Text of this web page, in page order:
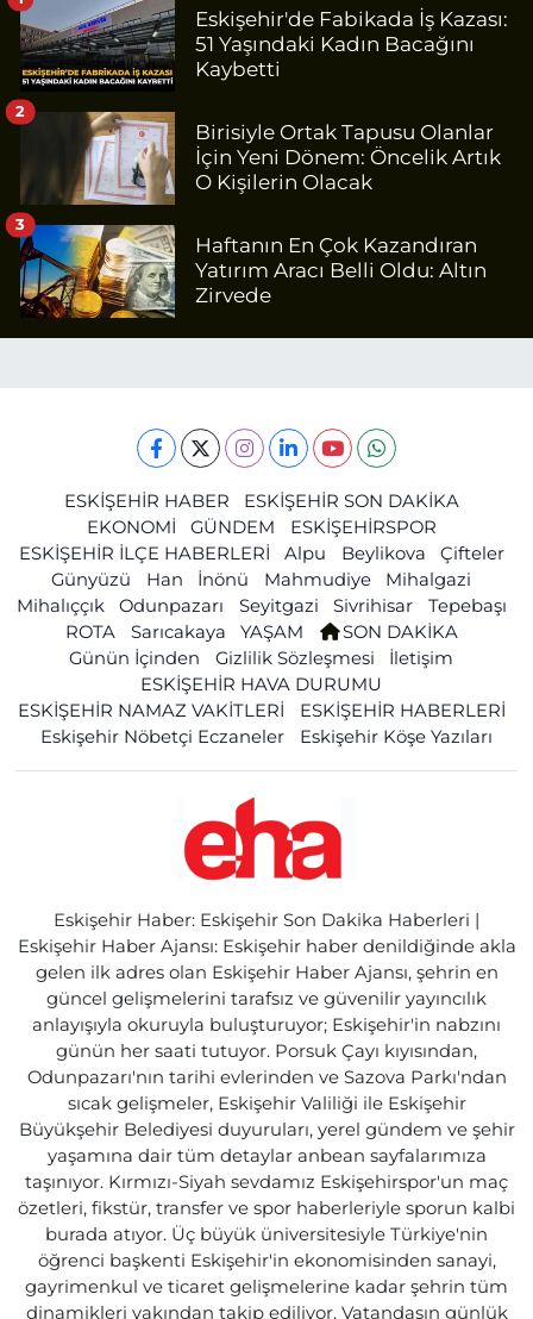
Eskişehir'de Fabikada İş Kazası:
51 Yaşındaki Kadın Bacağını
Kaybetti
Birisiyle Ortak Tapusu Olanlar
İçin Yeni Dönem: Öncelik Artık
O Kişilerin Olacak
2
Haftanın En Çok Kazandıran
Yatırım Aracı Belli Oldu: Altın
Zirvede
3
ESKİŞEHİR HABER
ESKİŞEHİR SON DAKİKA
EKONOMİ
GÜNDEM
ESKİŞEHİRSPOR
ESKİŞEHİR İLÇE HABERLERİ
Alpu Beylikova
Çifteler
Günyüzü
Han İnönü Mahmudiye
Mihalgazi
Mihalıççık
Odunpazarı Seyitgazi Sivrihisar
Tepebaşı
ROTA
Sarıcakaya YAŞAM
SON DAKİKA
Günün İçinden
Gizlilik Sözleşmesi
İletişim
ESKİŞEHİR HAVA DURUMU
ESKİŞEHİR NAMAZ VAKİTLERİ
ESKİŞEHİR HABERLERİ
Eskişehir Nöbetçi Eczaneler
Eskişehir Köşe Yazıları
Eskişehir Haber: Eskişehir Son Dakika Haberleri |
Eskişehir Haber Ajansı: Eskişehir haber denildiğinde akla
gelen ilk adres olan Eskişehir Haber Ajansı, şehrin en
güncel gelişmelerini tarafsız ve güvenilir yayıncılık
anlayışıyla okuruyla buluşturuyor; Eskişehir'in nabzını
günün her saati tutuyor. Porsuk Çayı kıyısından,
Odunpazarı'nın tarihi evlerinden ve Sazova Parkı'ndan
sıcak gelişmeler, Eskişehir Valiliği ile Eskişehir
Büyükşehir Belediyesi duyuruları, yerel gündem ve şehir
yaşamına dair tüm detaylar anbean sayfalarımıza
taşınıyor. Kırmızı-Siyah sevdamız Eskişehirspor'un maç
özetleri, fikstür, transfer ve spor haberleriyle sporun kalbi
burada atıyor. Üç büyük üniversitesiyle Türkiye'nin
öğrenci başkenti Eskişehir'in ekonomisinden sanayi,
gayrimenkul ve ticaret gelişmelerine kadar şehrin tüm
dinamikleri yakından takip ediliyor. Vatandaşın günlük